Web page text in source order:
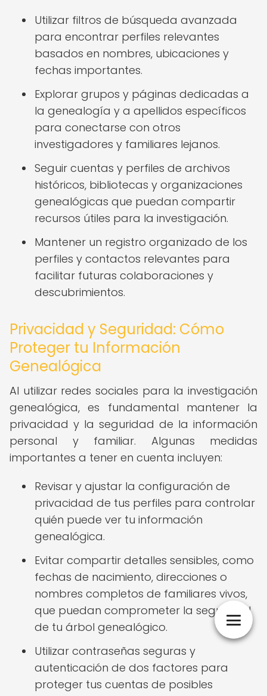
Utilizar filtros de búsqueda avanzada
para encontrar perfiles relevantes
basados en nombres, ubicaciones y
fechas importantes.
Explorar grupos y páginas dedicadas a
la genealogía y a apellidos específicos
para conectarse con otros
investigadores y familiares lejanos.
Seguir cuentas y perfiles de archivos
históricos, bibliotecas y organizaciones
genealógicas que puedan compartir
recursos útiles para la investigación.
Mantener un registro organizado de los
perfiles y contactos relevantes para
facilitar futuras colaboraciones y
descubrimientos.
Privacidad y Seguridad: Cómo
Proteger tu Información
Genealógica
Al utilizar redes sociales para la investigación
genealógica, es fundamental mantener la
privacidad y la seguridad de la información
personal y familiar. Algunas medidas
importantes a tener en cuenta incluyen:
Revisar y ajustar la configuración de
privacidad de tus perfiles para controlar
quién puede ver tu información
genealógica.
Evitar compartir detalles sensibles, como
fechas de nacimiento, direcciones o
nombres completos de familiares vivos,
que puedan comprometer la seguridad
de tu árbol genealógico.
Utilizar contraseñas seguras y
autenticación de dos factores para
proteger tus cuentas de posibles